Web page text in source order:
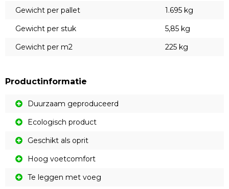
Gewicht per pallet
1.695 kg
Gewicht per stuk
5,85 kg
Gewicht per m2
225 kg
Productinformatie
Duurzaam geproduceerd
Ecologisch product
Geschikt als oprit
Hoog voetcomfort
Te leggen met voeg